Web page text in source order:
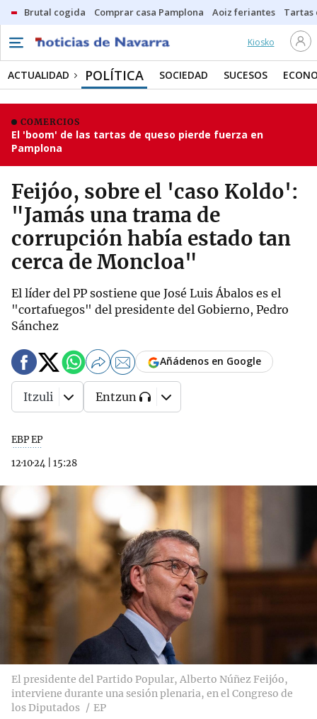
Brutal cogida Comprar casa Pamplona Aoiz feriantes Tartas
Kiosko
ACTUALIDAD POLÍTICA SOCIEDAD SUCESOS
COMERCIOS
El 'boom' de las tartas de queso pierde fuerza en
Pamplona
Feijóo, sobre el 'caso Koldo':
"Jamás una trama de
corrupción había estado tan
cerca de Moncloa"
El líder del PP sostiene que José Luis Ábalos es el
"cortafuegos" del presidente del Gobierno, Pedro
Sánchez
EBP EP
12·10·24
15:28
Añádenos en Google
Itzuli Entzun
El presidente del Partido Popular, Alberto Núñez Feijóo,
interviene durante una sesión plenaria, en el Congreso de
los Diputados
EP